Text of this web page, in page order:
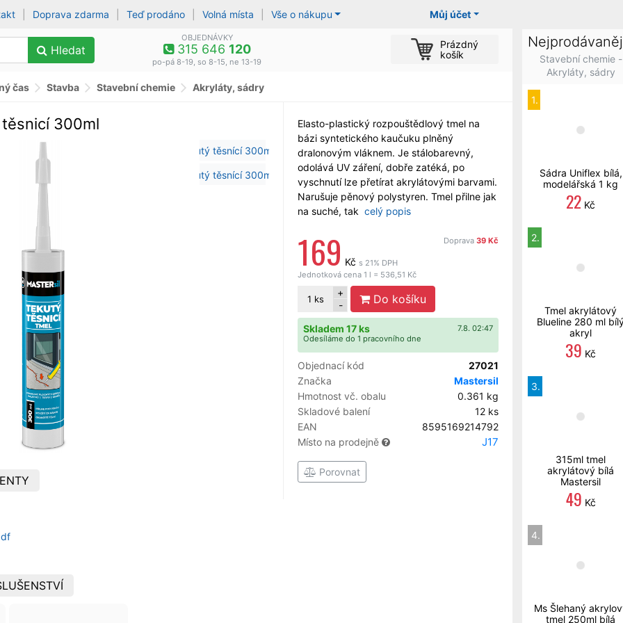
Můj účet
Doprava zdarma Teď prodáno Volná místa Vše o nákupu
Hledat
OBJEDNÁVKY
315 646 120
po-pá 8-19, so 8-15, ne 13-19
Prázdný
košík
čas Stavba Stavební chemie Akryláty, sádry
Elasto-plastický rozpouštědlový tmel na
bázi syntetického kaučuku plněný
dralonovým vláknem. Je stálobarevný,
odolává UV záření, dobře zatéká, po
vyschnutí lze přetírat akrylátovými barvami.
Narušuje pěnový polystyren. Tmel přilne jak
na suché, tak celý popis
Doprava 39 Kč
169 Kč s 21% DPH
Jednotková cena 1 l = 536,51 Kč
1 ks
+
-
Do košíku
7.8. 02:47
Skladem 17 ks
Odesíláme do 1 pracovního dne
Objednací kód
27021
Značka
Mastersil
Hmotnost vč. obalu
0.361 kg
Skladové balení
12 ks
EAN
8595169214792
Místo na prodejně
J17
Porovnat
300ml
Stavební chemie -
Akryláty, sádry
1.
Sádra Uniflex bílá,
modelářská 1 kg
22 Kč
2.
Tmel akrylátový
Blueline 280 ml
akryl
39 Kč
3.
315ml tmel
akrylátový bílá
Mastersil
49 Kč
4.
Ms Šlehaný
tmel 250ml bílá